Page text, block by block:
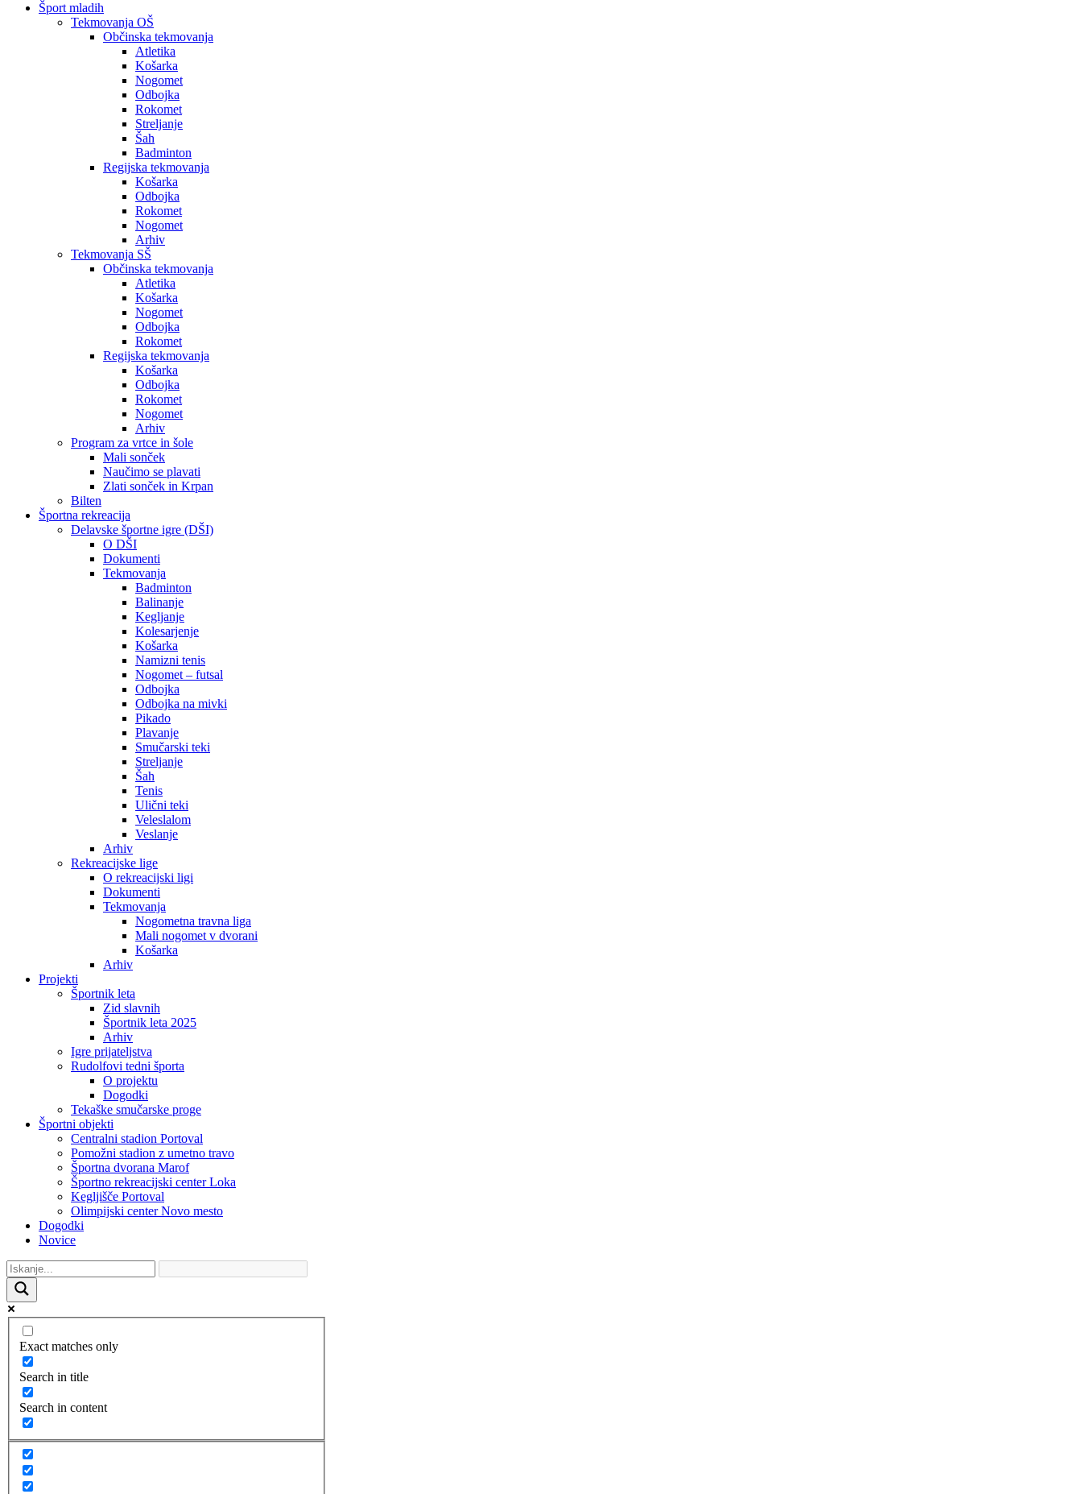
Šport mladih
Tekmovanja OŠ
Občinska tekmovanja
Atletika
Košarka
Nogomet
Odbojka
Rokomet
Streljanje
Šah
Badminton
Regijska tekmovanja
Košarka
Odbojka
Rokomet
Nogomet
Arhiv
Tekmovanja SŠ
Občinska tekmovanja
Atletika
Košarka
Nogomet
Odbojka
Rokomet
Regijska tekmovanja
Košarka
Odbojka
Rokomet
Nogomet
Arhiv
Program za vrtce in šole
Mali sonček
Naučimo se plavati
Zlati sonček in Krpan
Bilten
Športna rekreacija
Delavske športne igre (DŠI)
O DŠI
Dokumenti
Tekmovanja
Badminton
Balinanje
Kegljanje
Kolesarjenje
Košarka
Namizni tenis
Nogomet – futsal
Odbojka
Odbojka na mivki
Pikado
Plavanje
Smučarski teki
Streljanje
Šah
Tenis
Ulični teki
Veleslalom
Veslanje
Arhiv
Rekreacijske lige
O rekreacijski ligi
Dokumenti
Tekmovanja
Nogometna travna liga
Mali nogomet v dvorani
Košarka
Arhiv
Projekti
Športnik leta
Zid slavnih
Športnik leta 2025
Arhiv
Igre prijateljstva
Rudolfovi tedni športa
O projektu
Dogodki
Tekaške smučarske proge
Športni objekti
Centralni stadion Portoval
Pomožni stadion z umetno travo
Športna dvorana Marof
Športno rekreacijski center Loka
Kegljišče Portoval
Olimpijski center Novo mesto
Dogodki
Novice
Exact matches only
Search in title
Search in content